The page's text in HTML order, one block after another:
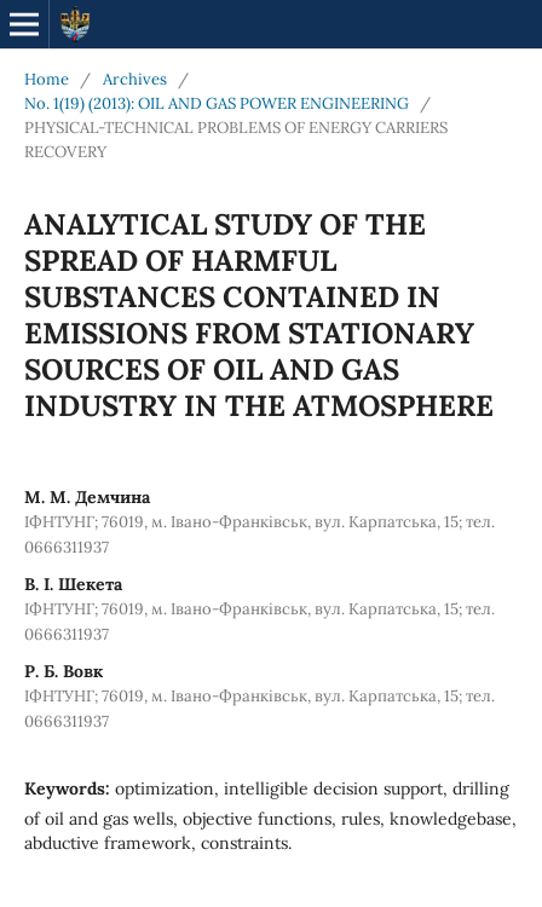
Home / Archives
/
No. 1(19) (2013): OIL AND GAS POWER ENGINEERING
/
PHYSICAL-TECHNICAL PROBLEMS OF ENERGY CARRIERS
RECOVERY
ANALYTICAL STUDY OF THE
SPREAD OF HARMFUL
SUBSTANCES CONTAINED IN
EMISSIONS FROM STATIONARY
SOURCES OF OIL AND GAS
INDUSTRY IN THE ATMOSPHERE
М. М. Демчина
ІФНТУНГ; 76019, м. Івано-Франківськ, вул. Карпатська, 15; тел.
0666311937
В. І. Шекета
ІФНТУНГ; 76019, м. Івано-Франківськ, вул. Карпатська, 15; тел.
0666311937
Р. Б. Вовк
ІФНТУНГ; 76019, м. Івано-Франківськ, вул. Карпатська, 15; тел.
0666311937
Keywords: optimization, intelligible decision support, drilling
of oil and gas wells, objective functions, rules, knowledgebase,
abductive framework, constraints.